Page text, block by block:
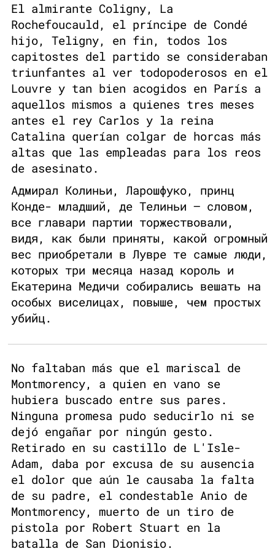
El almirante Coligny, La
Rochefoucauld, el príncipe de Condé
hijo, Teligny, en fin, todos los
capitostes del partido se consideraban
triunfantes al ver todopoderosos en el
Louvre y tan bien acogidos en París a
aquellos mismos a quienes tres meses
antes el rey Carlos y la reina
Catalina querían colgar de horcas más
altas que las empleadas para los reos
de asesinato.
Адмирал Колиньи, Ларошфуко, принц
Конде- младший, де Телиньи — словом,
все главари партии торжествовали,
видя, как были приняты, какой огромный
вес приобретали в Лувре те самые люди,
которых три месяца назад король и
Екатерина Медичи собирались вешать на
особых виселицах, повыше, чем простых
убийц.
No faltaban más que el mariscal de
Montmorency, a quien en vano se
hubiera buscado entre sus pares.
Ninguna promesa pudo seducirlo ni se
dejó engañar por ningún gesto.
Retirado en su castillo de L'Isle-
Adam, daba por excusa de su ausencia
el dolor que aún le causaba la falta
de su padre, el condestable Anio de
Montmorency, muerto de un tiro de
pistola por Robert Stuart en la
batalla de San Dionisio.